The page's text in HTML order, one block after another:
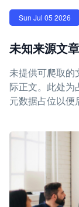
Sun Jul 05 2026
未知来源文章
未提供可爬取的
际正文。此处
元数据占位以便